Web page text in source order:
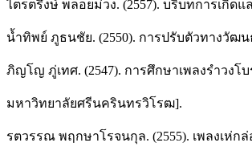
ไตรตรึงษ์ พลอยม่วง. (2557). บริบทการเกิ
น้ำทิพย์ ภูธนชัย. (2550). การปรับตัวทางวั
ภิญโญ ภู่เทศ. (2547). การศึกษาเพลงรำว
มหาวิทยาลัยศรีนครินทรวิโรฒ].
รตวรรณ พฤกษาโรจนกุล. (2555). เพลงเ